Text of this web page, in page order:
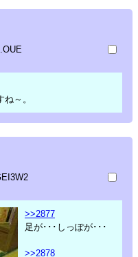
～。
>>2877
足が･･･しっぽが･･･
>>2878